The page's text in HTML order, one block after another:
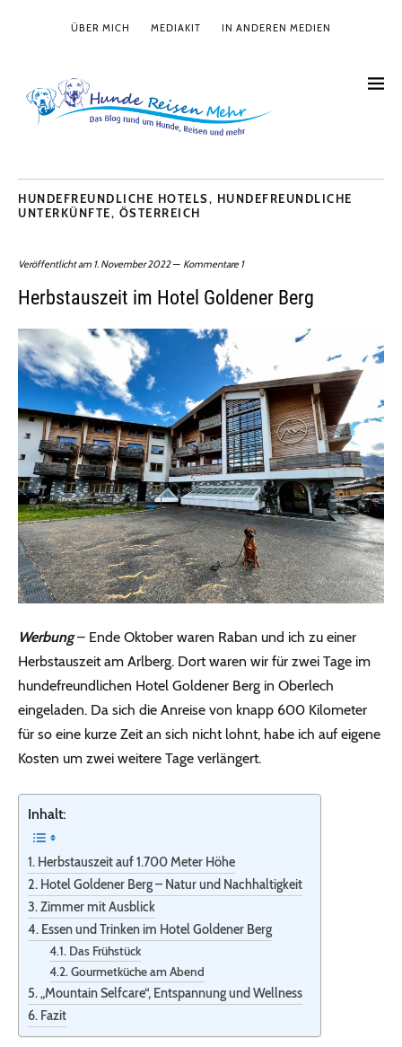
ÜBER MICH MEDIAKIT IN ANDEREN MEDIEN
HUNDEFREUNDLICHE HOTELS, HUNDEFREUNDLICHE
UNTERKÜNFTE, ÖSTERREICH
Veröffentlicht am 1. November 2022 Kommentare 1
Herbstauszeit im Hotel Goldener Berg
Werbung– Ende Oktober waren Raban und ich zu einer
Herbstauszeit am Arlberg. Dort waren wir für zwei Tage im
hundefreundlichen Hotel Goldener Berg in Oberlech
eingeladen. Da sich die Anreise von knapp 600 Kilometer
für so eine kurze Zeit an sich nicht lohnt, habe ich auf eigene
Kosten um zwei weitere Tage verlängert.
Inhalt:
Herbstauszeit auf 1.700 Meter Höhe
Hotel Goldener Berg – Natur und Nachhaltigkeit
Zimmer mit Ausblick
Essen und Trinken im Hotel Goldener Berg
Das Frühstück
Gourmetküche am Abend
„Mountain Selfcare“, Entspannung und Wellness
Fazit